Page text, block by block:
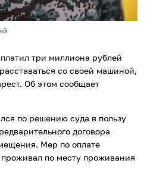
три миллиона рублей
со своей машиной,
Об этом сообщает
по решению суда в пользу
договора
Мер по оплате
по месту проживания